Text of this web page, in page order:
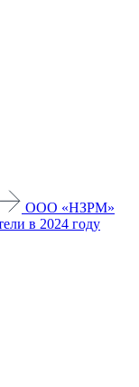
ООО «НЗРМ»
в 2024 году